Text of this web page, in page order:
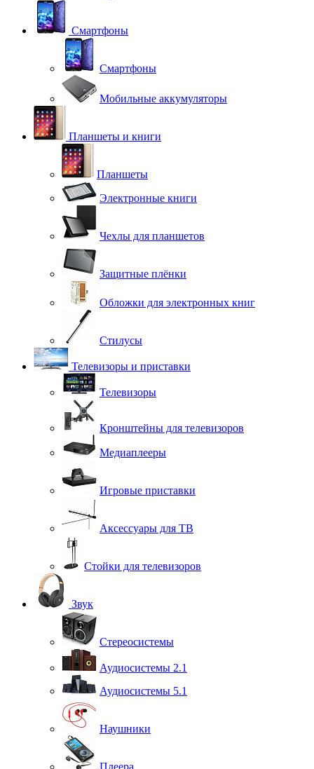
Смартфоны
Смартфоны
Мобильные аккумуляторы
Планшеты и книги
Планшеты
Электронные книги
Чехлы для планшетов
Защитные плёнки
Обложки для электронных книг
Стилусы
Телевизоры и приставки
Телевизоры
Кронштейны для телевизоров
Медиаплееры
Игровые приставки
Аксессуары для ТВ
Стойки для телевизоров
Звук
Стереосистемы
Аудиосистемы 2.1
Аудиосистемы 5.1
Наушники